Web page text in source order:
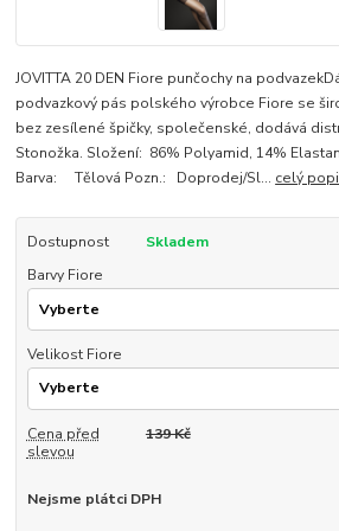
JOVITTA 20 DEN Fiore punčochy na
podvazkový pás polského výrobce Fiore se
bez zesílené špičky, společenské, dodává
Stonožka. Složení: 86% Polyamid, 14%
Barva: Tělová Pozn.: Doprodej/Sl... celý
Dostupnost
Skladem
Barvy Fiore
Velikost Fiore
Cena před
slevou
139 Kč
Nejsme plátci DPH